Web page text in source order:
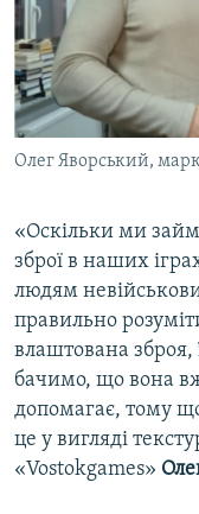
Олег Яворський,
«Оскільки ми
зброї в наших
людям
правильно
влаштована зброя,
бачимо, що вона
допомагає, тому
це у вигляді
«Vostokgames»